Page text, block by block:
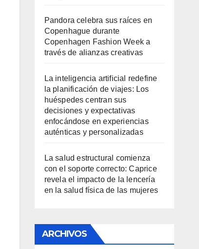
Pandora celebra sus raíces en
Copenhague durante
Copenhagen Fashion Week a
través de alianzas creativas
La inteligencia artificial redefine
la planificación de viajes: Los
huéspedes centran sus
decisiones y expectativas
enfocándose en experiencias
auténticas y personalizadas
La salud estructural comienza
con el soporte correcto: Caprice
revela el impacto de la lencería
en la salud física de las mujeres
ARCHIVOS